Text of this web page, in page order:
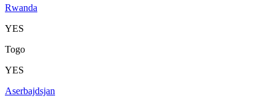
Rwanda
YES
Togo
YES
Aserbajdsjan